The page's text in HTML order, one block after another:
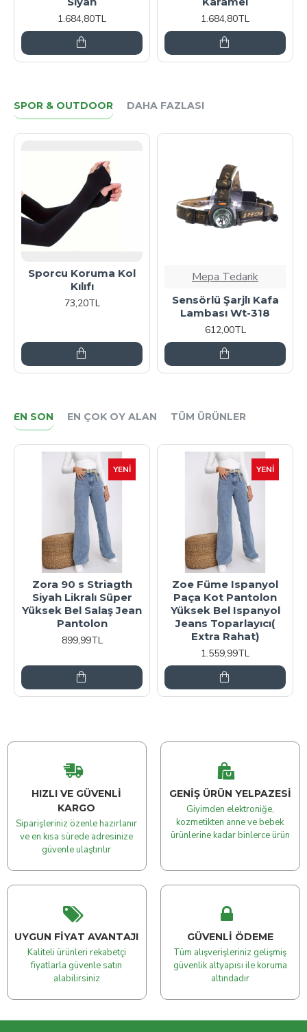
1.684,80TL
1.684,80TL
SPOR & OUTDOOR DAHA FAZLASI
Sporcu Koruma Kol
Kılıfı
73,20TL
Mepa Tedarik
Sensörlü Şarjlı Kafa
Lambası Wt-318
612,00TL
EN SON EN ÇOK OY ALAN TÜM ÜRÜNLER
YENI
Zora 90 s Striagth
Siyah Likralı Süper
Yüksek Bel Salaş Jean
Pantolon
899,99TL
YENI
Zoe Füme Ispanyol
Paça Kot Pantolon
Yüksek Bel Ispanyol
Jeans Toparlayıcı(
Extra Rahat)
1.559,99TL
HIZLI VE GÜVENLI
KARGO
Siparişleriniz özenle hazırlanır
ve en kısa sürede adresinize
güvenle ulaştırılır
GENIŞ ÜRÜN YELPAZESI
Giyimden elektroniğe,
kozmetikten anne ve bebek
ürünlerine kadar binlerce ürün
UYGUN FIYAT AVANTAJI
Kaliteli ürünleri rekabetçi
fiyatlarla güvenle satın
alabilirsiniz
GÜVENLI ÖDEME
Tüm alışverişleriniz gelişmiş
güvenlik altyapısı ile koruma
altındadır